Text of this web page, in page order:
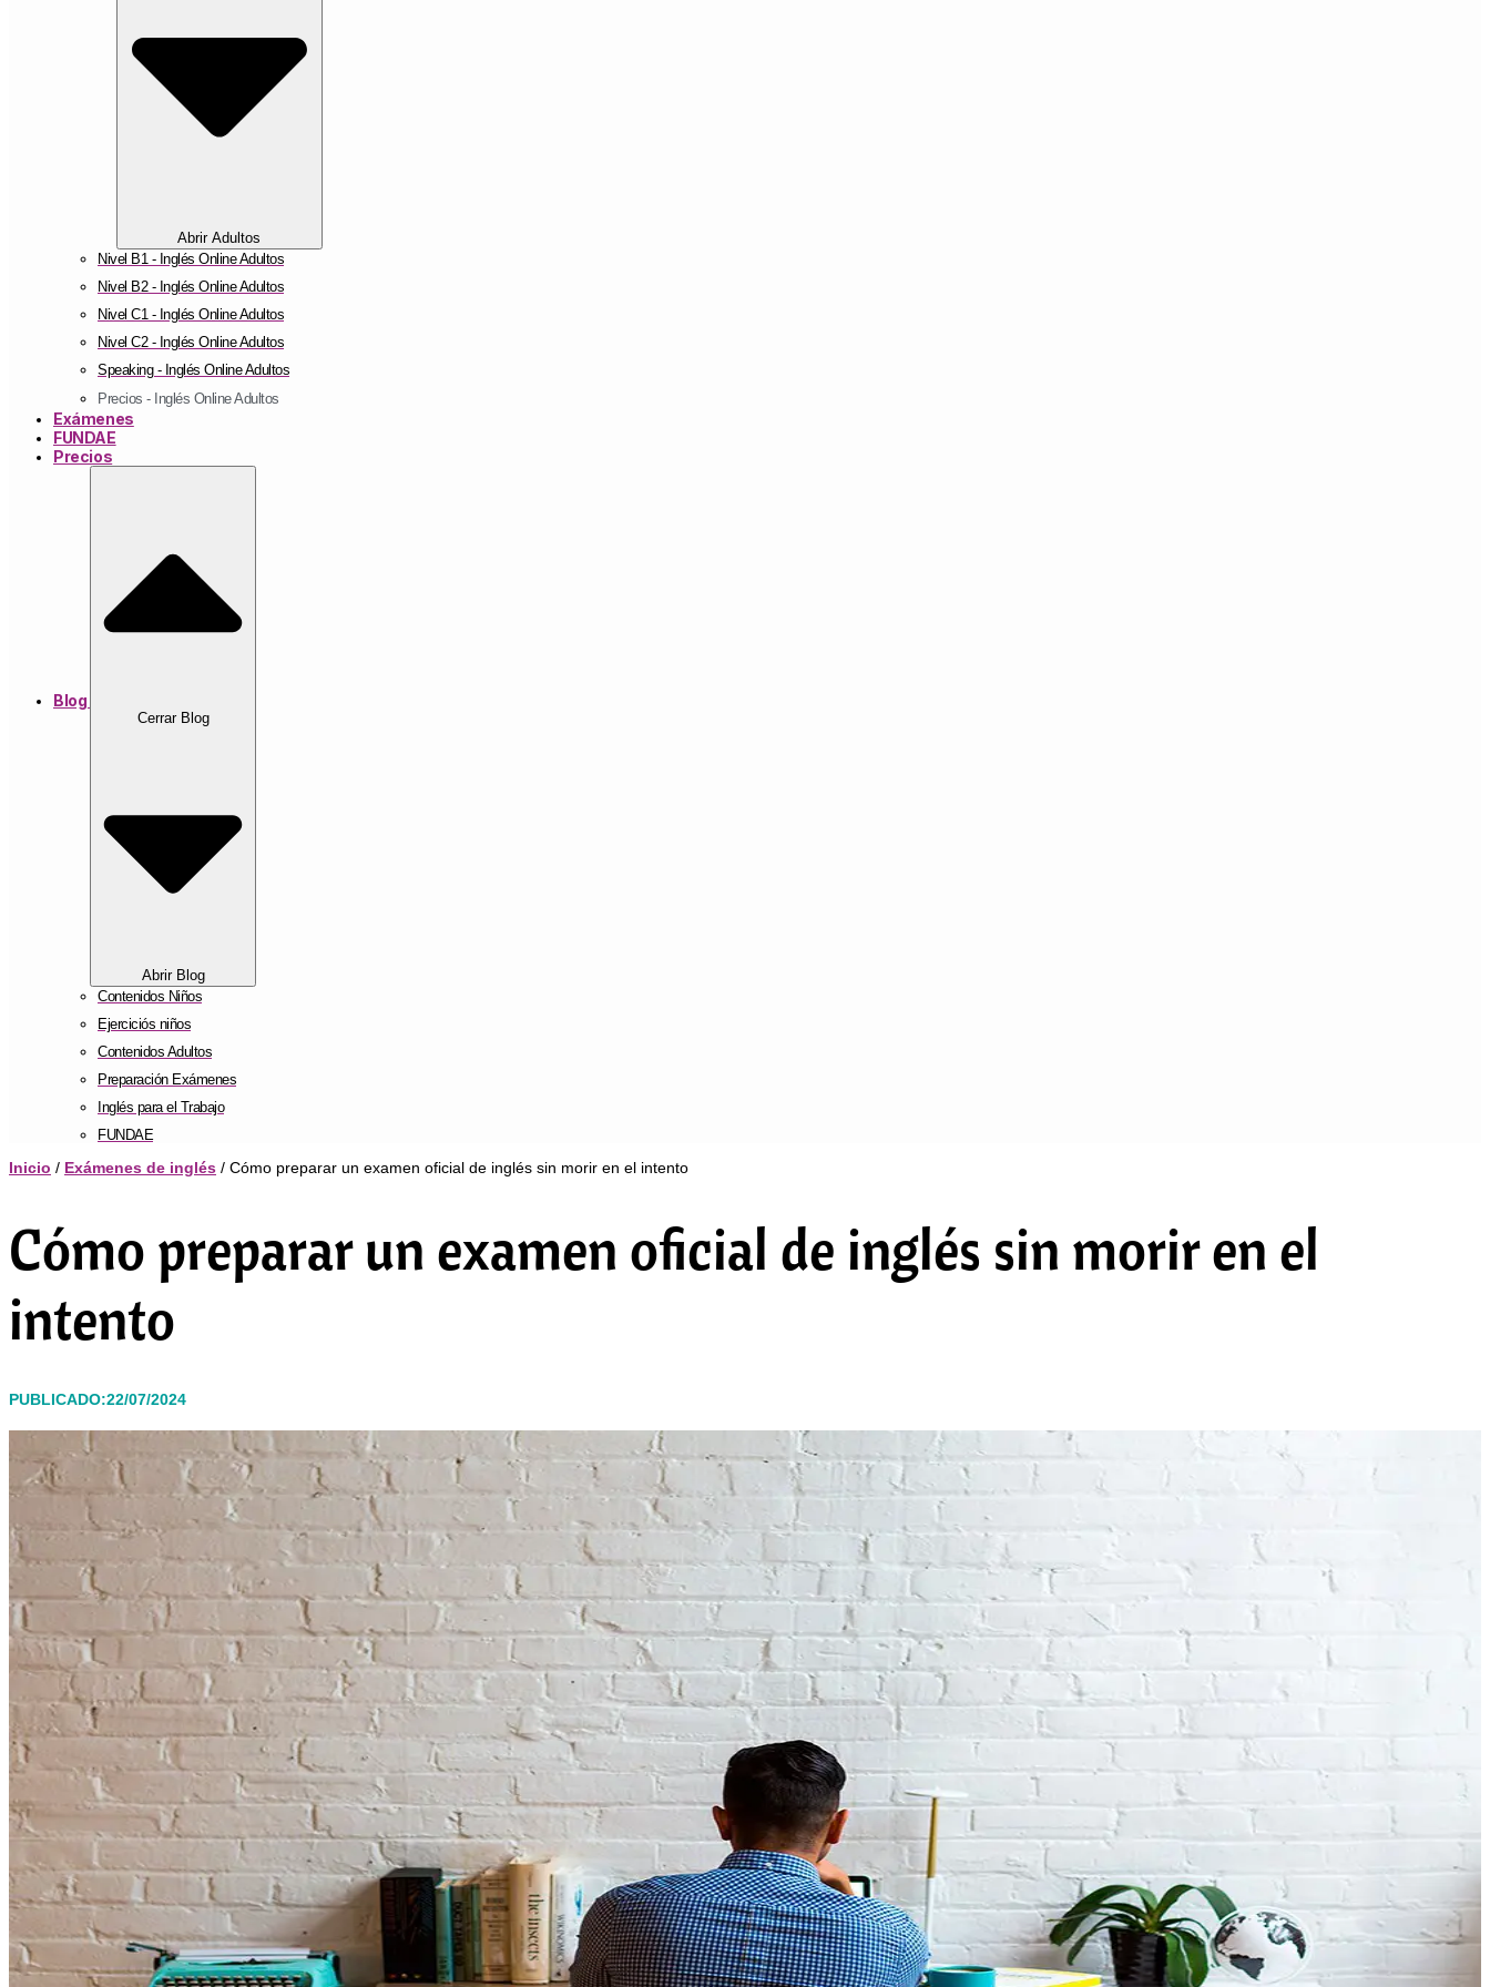
Abrir Adultos
Nivel B1 - Inglés Online Adultos
Nivel B2 - Inglés Online Adultos
Nivel C1 - Inglés Online Adultos
Nivel C2 - Inglés Online Adultos
Speaking - Inglés Online Adultos
Precios - Inglés Online Adultos
Exámenes
FUNDAE
Precios
Blog
Cerrar Blog
Abrir Blog
Contenidos Niños
Ejerciciós niños
Contenidos Adultos
Preparación Exámenes
Inglés para el Trabajo
FUNDAE
Inicio / Exámenes de inglés / Cómo preparar un examen oficial de inglés sin morir en el intento
Cómo preparar un examen oficial de inglés sin morir en el
intento
PUBLICADO:22/07/2024